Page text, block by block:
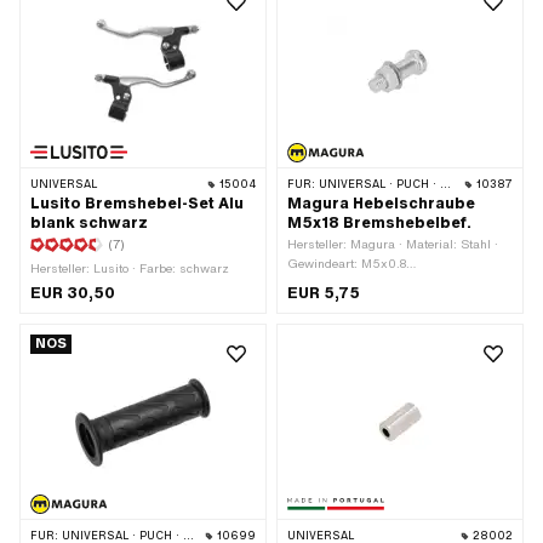
UNIVERSAL 15004
Lusito Bremshebel-Set Alu
blank schwarz
(7)
Hersteller: Lusito · Farbe: schwarz
EUR 30,50
FÜR: UNIVERSAL · PUCH · SACHS · PONY / CILO (BETA 521 & 512) · ZÜNDAPP BELMONDO · CILO 10387
Magura Hebelschraube
M5x18 Bremshebelbef.
Hersteller: Magura · Material: Stahl ·
Gewindeart: M5x0.8
Aussensechskant · Antrieb: Schlitz ·
aussen: 8.8 mm · Schlüsselweite: 8
Puch OEM-Nr.: 050.3227 · Magura
OEM-Nr.: 306 951
EUR 5,75
NOS
FÜR: UNIVERSAL · PUCH · SACHS · PONY / CILO (BETA 521 & 512) 10699 UNIVERSAL 28002